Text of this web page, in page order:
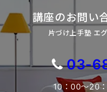
講座のお問い
片づけ上手塾 エ
03-
10：00～20